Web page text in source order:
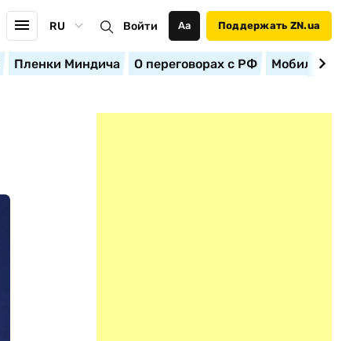
RU Войти Аа Поддержать ZN.ua
Пленки Миндича О переговорах с РФ